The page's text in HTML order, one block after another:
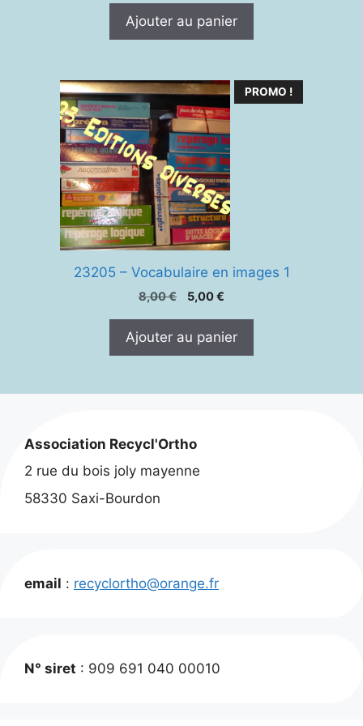
était :
est :
Ajouter au panier
PROMO !
23205 – Vocabulaire en images 1
8,00€
Le
était :
5,00€
est :
Ajouter au panier
Association Recycl'Ortho
2 rue du bois joly mayenne
58330 Saxi-Bourdon
email : recyclortho@orange.fr
N° siret : 909 691 040 00010